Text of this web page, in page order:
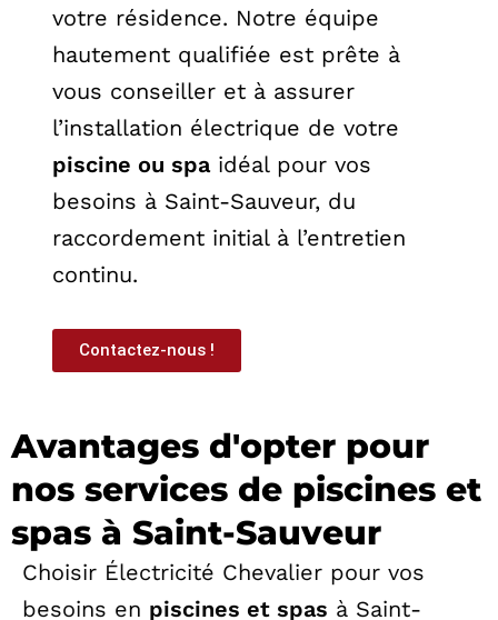
votre résidence. Notre équipe
hautement qualifiée est prête à
vous conseiller et à assurer
l’installation électrique de votre
piscine ou spaidéal pour vos
besoins à Saint-Sauveur, du
raccordement initial à l’entretien
continu.
Contactez-nous !
Avantages d'opter pour
nos services de piscines et
spas à Saint-Sauveur
Choisir Électricité Chevalier pour vos
besoins en piscines et spas à Saint-